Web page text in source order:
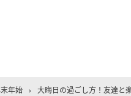
年始 › 大晦日の過ごし方！友達と